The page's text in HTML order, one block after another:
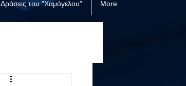
Δράσεις του "Χαμόγελου" More